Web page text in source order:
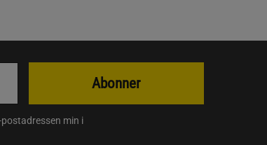
min i
Abonner